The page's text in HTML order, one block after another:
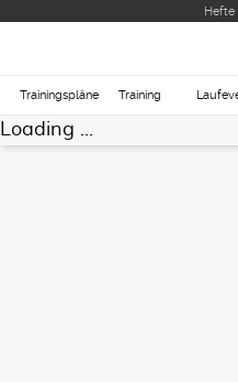
Hefte
Trainingspläne Training
Loading ...